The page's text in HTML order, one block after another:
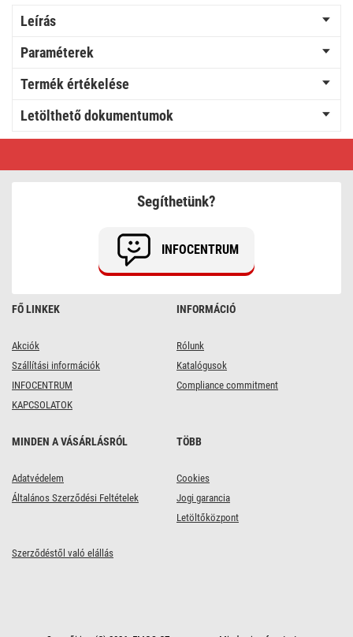
Leírás
Paraméterek
Termék értékelése
Letölthető dokumentumok
FŐ LINKEK
Akciók
Szállítási információk
INFOCENTRUM
KAPCSOLATOK
INFORMÁCIÓ
Rólunk
Katalógusok
Compliance commitment
MINDEN A VÁSÁRLÁSRÓL
Adatvédelem
Általános Szerződési Feltételek
TÖBB
Cookies
Jogi garancia
Letöltőközpont
Szerződéstől való elállás
Segíthetünk?
INFOCENTRUM